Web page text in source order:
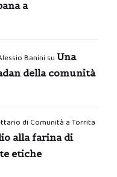
a
Banini su Una
della comunità
di Comunità a Torrita
alla farina di
etiche